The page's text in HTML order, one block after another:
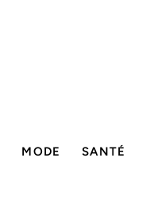
MODE SANTÉ